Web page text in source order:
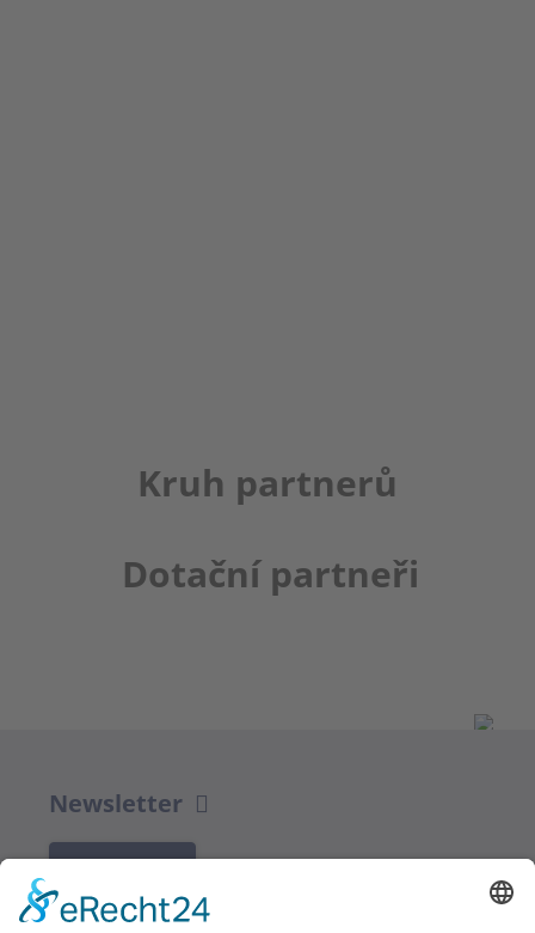
Kruh partnerů
Dotační partneři
Newsletter